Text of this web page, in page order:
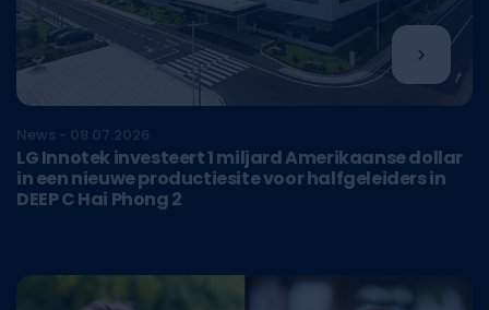
News - 08.07.2026
LG Innotek investeert 1 miljard Amerikaanse dollar
in een nieuwe productiesite voor halfgeleiders in
DEEP C Hai Phong 2